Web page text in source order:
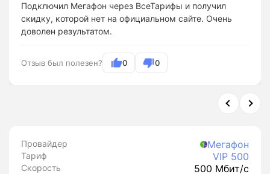
Подключил Мегафон через ВсеТарифы и получил
скидку, которой нет на официальном сайте. Очень
доволен результатом.
Отзыв был полезен? 0 0
Провайдер Мегафон
Тариф VIP 500
Скорость 500 Мбит/с